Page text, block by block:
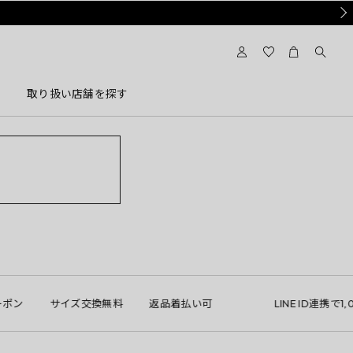
取り扱い店舗を探す
サイズ交換無料 返品着払い可 LINE ID連携で